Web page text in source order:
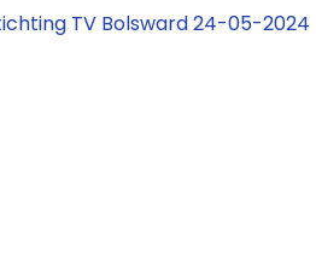
TV Bolsward 24-05-2024